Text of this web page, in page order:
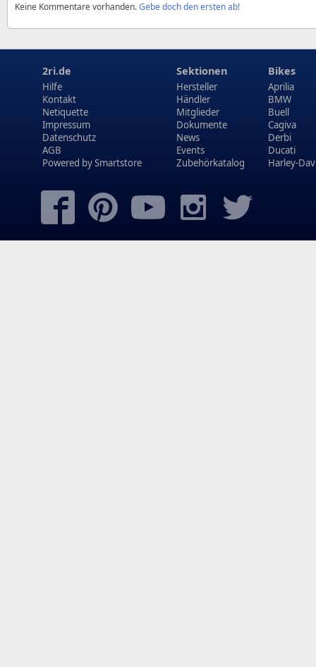
Keine Kommentare vorhanden.Gebe doch den ersten ab!
2ri.de
Hilfe
Kontakt
Netiquette
Impressum
Datenschutz
AGB
Powered bySmartstore
Sektionen
Hersteller
Händler
Mitglieder
Dokumente
News
Events
Zubehörkatalog
Bikes
Aprilia
BMW
Buell
Cagiva
Derbi
Ducati
Harley-